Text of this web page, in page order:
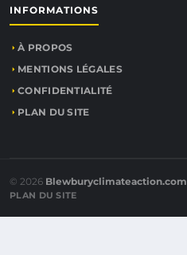
INFORMATIONS
À PROPOS
MENTIONS LÉGALES
CONFIDENTIALITÉ
PLAN DU SITE
© 2026 Blewburyclimateaction.com
PLAN DU SITE